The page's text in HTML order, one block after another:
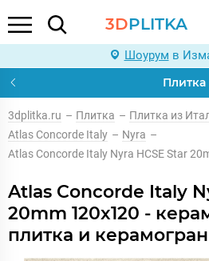
3DPLITKA
Шоурум в
Плитка
3dplitka.ru – Плитка – Плитка из
Atlas Concorde Italy – Nyra –
Atlas Concorde Italy Nyra HCSE Star
Atlas Concorde Italy
20mm 120x120 -
плитка и